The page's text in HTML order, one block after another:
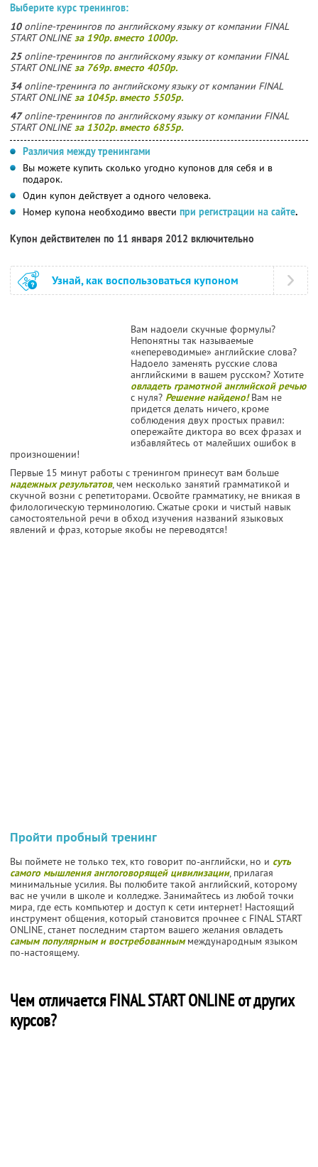
Выберите курс тренингов:
10online-тренингов по английскому языку от компании FINAL
START ONLINEза 190р. вместо 1000р.
25online-тренингов по английскому языку от компании FINAL
START ONLINEза 769р. вместо 4050р.
34 online-тренинга по английскому языку от компании FINAL
START ONLINEза 1045р. вместо 5505р.
47online-тренингов по английскому языку от компании FINAL
START ONLINEза 1302р. вместо 6855р.
Различия между тренингами
Вы можете купить сколько угодно купонов для себя и в
подарок.
Один купон действует а одного человека.
Номер купона необходимо ввести при регистрации на сайте.
Купон действителен по 11 января 2012 включительно
Узнай, как воспользоваться купоном
Вам надоели скучные формулы?
Непонятны так называемые
«непереводимые» английские слова?
Надоело заменять русские слова
английскими в вашем русском? Хотите
овладеть грамотной английской речью
с нуля? Решение найдено!Вам не
придется делать ничего, кроме
соблюдения двух простых правил:
опережайте диктора во всех фразах и
избавляйтесь от малейших ошибок в
произношении!
Первые 15 минут работы с тренингом принесут вам больше
надежных результатов, чем несколько занятий грамматикой и
скучной возни с репетиторами. Освойте грамматику, не вникая в
филологическую терминологию. Сжатые сроки и чистый навык
самостоятельной речи в обход изучения названий языковых
явлений и фраз, которые якобы не переводятся!
Пройти пробный тренинг
Вы поймете не только тех, кто говорит по-английски, но и суть
самого мышления англоговорящей цивилизации, прилагая
минимальные усилия. Вы полюбите такой английский, которому
вас не учили в школе и колледже. Занимайтесь из любой точки
мира, где есть компьютер и доступ к сети интернет! Настоящий
инструмент общения, который становится прочнее с FINAL START
ONLINE, станет последним стартом вашего желания овладеть
самым популярным и востребованныммеждународным языком
по-настоящему.
Чем отличается FINAL START ONLINE от других
курсов?